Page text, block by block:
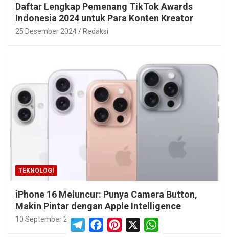
Daftar Lengkap Pemenang TikTok Awards
Indonesia 2024 untuk Para Konten Kreator
25 Desember 2024 Redaksi
TEKNOLOGI
iPhone 16 Meluncur: Punya Camera Button,
Makin Pintar dengan Apple Intelligence
10 September 2024 Redaksi
T
P
X